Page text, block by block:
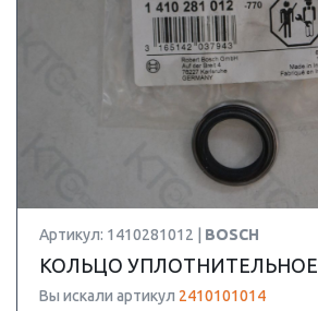
Артикул: 1410281012 | BOSCH
КОЛЬЦО УПЛОТНИТЕЛЬНОЕ
Вы искали артикул 2410101014